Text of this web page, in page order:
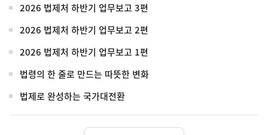
2026 법제처 하반기 업무보고 3편
2026 법제처 하반기 업무보고 2편
2026 법제처 하반기 업무보고 1편
법령의 한 줄로 만드는 따뜻한 변화
법제로 완성하는 국가대전환